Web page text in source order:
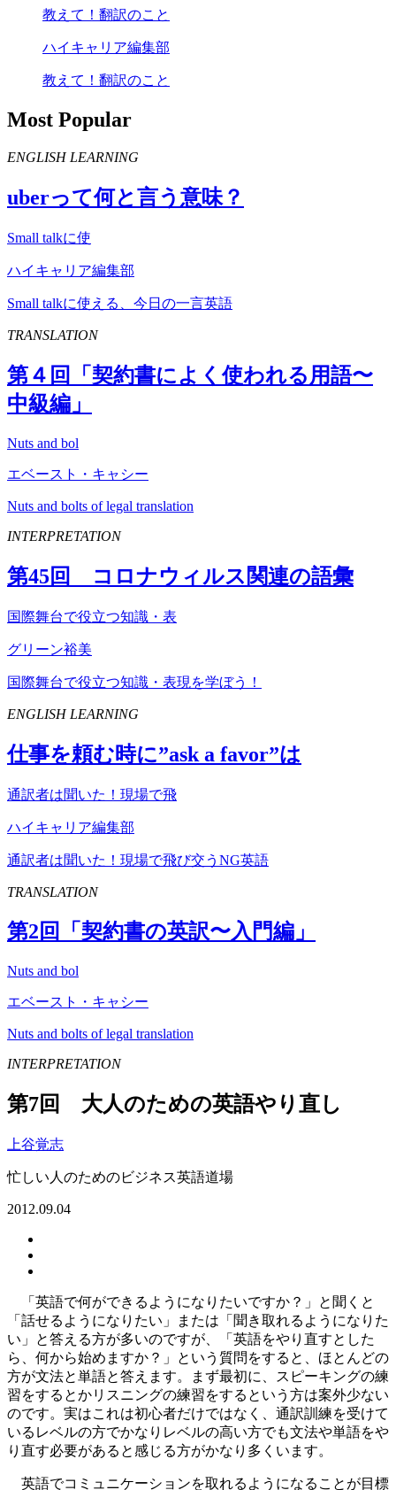
教えて！翻訳のこと
ハイキャリア編集部
教えて！翻訳のこと
Most Popular
ENGLISH LEARNING
uberって何と言う意味？
Small talkに使
ハイキャリア編集部
Small talkに使える、今日の一言英語
TRANSLATION
第４回「契約書によく使われる用語〜
中級編」
Nuts and bol
エベースト・キャシー
Nuts and bolts of legal translation
INTERPRETATION
第45回 コロナウィルス関連の語彙
国際舞台で役立つ知識・表
グリーン裕美
国際舞台で役立つ知識・表現を学ぼう！
ENGLISH LEARNING
仕事を頼む時に”ask a favor”は
通訳者は聞いた！現場で飛
ハイキャリア編集部
通訳者は聞いた！現場で飛び交うNG英語
TRANSLATION
第2回「契約書の英訳〜入門編」
Nuts and bol
エベースト・キャシー
Nuts and bolts of legal translation
INTERPRETATION
第7回 大人のための英語やり直し
上谷覚志
忙しい人のためのビジネス英語道場
2012.09.04
「英語で何ができるようになりたいですか？」と聞くと
「話せるようになりたい」または「聞き取れるようになりた
い」と答える方が多いのですが、「英語をやり直すとした
ら、何から始めますか？」という質問をすると、ほとんどの
方が文法と単語と答えます。まず最初に、スピーキングの練
習をするとかリスニングの練習をするという方は案外少ない
のです。実はこれは初心者だけではなく、通訳訓練を受けて
いるレベルの方でかなりレベルの高い方でも文法や単語をや
り直す必要があると感じる方がかなり多くいます。
英語でコミュニケーションを取れるようになることが目標